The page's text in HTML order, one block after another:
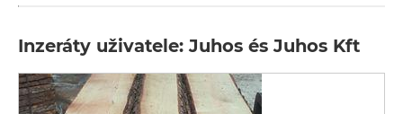
Inzeráty uživatele: Juhos és Juhos Kft